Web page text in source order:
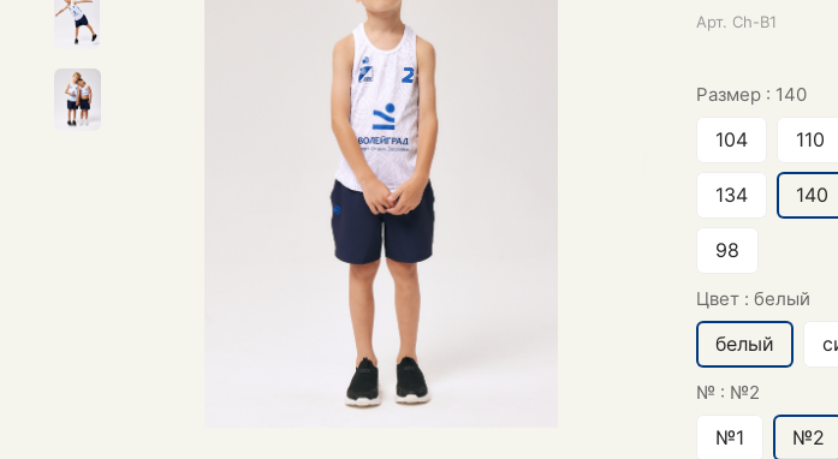
Арт. Ch-B1
Размер : 140
104 110
134 140
98
Цвет : белый
белый
№ : №2
№1 №2